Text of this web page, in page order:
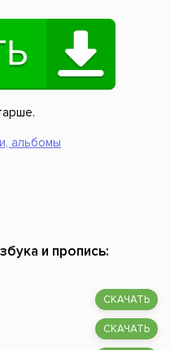
альбомы
и пропись:
СКАЧАТЬ
СКАЧАТЬ